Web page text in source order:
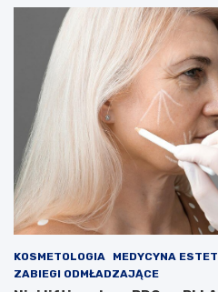
KOSMETOLOGIA MEDYCYNA
ZABIEGI ODMŁADZAJĄCE